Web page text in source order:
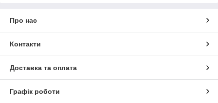
Про нас
Контакти
Доставка та оплата
Графік роботи